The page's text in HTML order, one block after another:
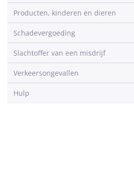
Producten, kinderen en dieren
Schadevergoeding
Slachtoffer van een misdrijf
Verkeersongevallen
Hulp